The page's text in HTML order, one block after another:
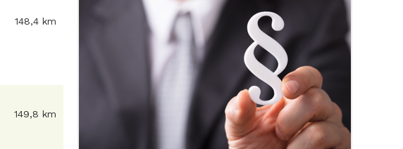
148,4 km
149,8 km